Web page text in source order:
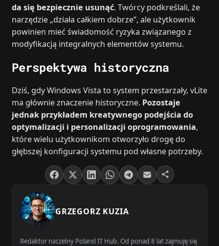
da się bezpiecznie usunąć. Twórcy podkreślali, że
narzędzie „działa całkiem dobrze”, ale użytkownik
powinien mieć świadomość ryzyka związanego z
modyfikacją integralnych elementów systemu.
Perspektywa historyczna
Dziś, gdy Windows Vista to system przestarzały, vLite
ma głównie znaczenie historyczne. Pozostaje
jednak przykładem kreatywnego podejścia do
optymalizacji i personalizacji oprogramowania,
które wielu użytkownikom otworzyło drogę do
głębszej konfiguracji systemu pod własne potrzeby.
GRZEGORZ KUZIA
Redaktor naczelny Poland IT Hub. Od ponad 8 lat zajmuję się